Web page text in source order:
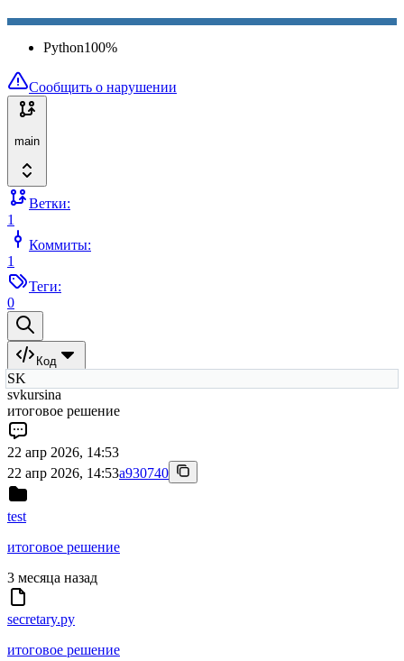
Python100%
Сообщить о нарушении
main
Ветки:
1
Коммиты:
1
Теги:
0
Код
SK
svkursina
итоговое решение
22 апр 2026, 14:53
22 апр 2026, 14:53a930740
test
итоговое решение
3 месяца назад
secretary.py
итоговое решение